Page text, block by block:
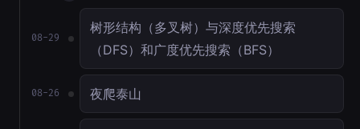
08-29
树形结构（多叉树）与深度优先搜索
（DFS）和广度优先搜索（BFS）
08-26 夜爬泰山